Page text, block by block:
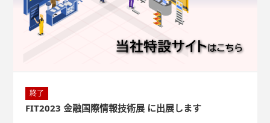
終了
FIT2023 金融国際情報技術展 に出展します